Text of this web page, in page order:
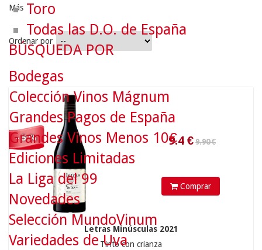
Más
Ordenar por
- 5 %
9.4€
Comprar
Letras Minúsculas 2021
Tinto con crianza
16.90 €
Toro
Todas las D.O. de España
BÚSQUEDA POR
Bodegas
Colección Vinos Mágnum
Grandes Pagos de España
Grandes Vinos Menos 10€
Ediciones Limitadas
La Liga del 99
Novedades
Selección MundoVinum
Variedades de Uva